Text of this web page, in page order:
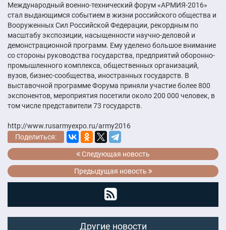
Международный военно-технический форум «АРМИЯ-2016»
стал выдающимся событием в жизни российского общества и
Вооруженных Сил Российской Федерации, рекордным по
масштабу экспозиции, насыщенности научно-деловой и
демонстрационной программ. Ему уделено большое внимание
со стороны руководства государства, предприятий оборонно-
промышленного комплекса, общественных организаций,
вузов, бизнес-сообщества, иностранных государств. В
выставочной программе Форума приняли участие более 800
экспонентов, мероприятия посетили около 200 000 человек, в
том числе представители 73 государств.
http://www.rusarmyexpo.ru/army2016
Поделиться:
Следующая новость
Предыдущая новость
Другие новости